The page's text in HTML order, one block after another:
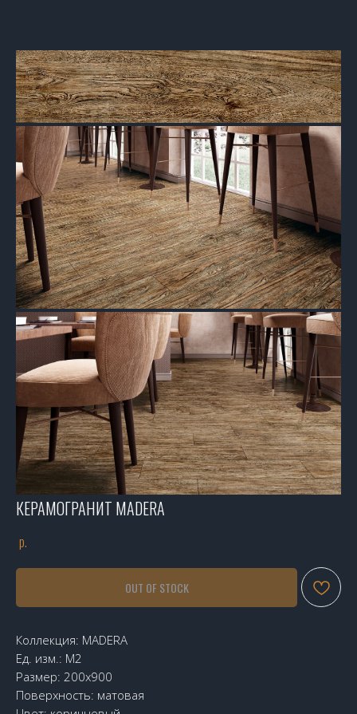
КЕРАМОГРАНИТ MADERA
р.
OUT OF STOCK
Коллекция: MADERA
Ед. изм.: М2
Размер: 200х900
Поверхность: матовая